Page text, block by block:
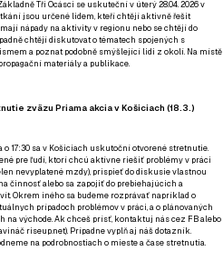
Tři Ocásci se uskuteční v úterý 28.04. 2026 v
jsou určené lidem, kteří chtějí aktivně řešit
nápady na aktivity v regionu nebo se chtějí do
chtějí diskutovat o tématech spojených s
a poznat podobně smýšlející lidi z okolí. Na místě
materiály a publikace.
zväzu Priama akcia v Košiciach (18.3.)
o 17:30 sa v Košiciach uskutoční otvorené stretnutie.
pre ľudí, ktorí chcú aktívne riešiť problémy v práci
nevyplatené mzdy), prispieť do diskusie vlastnou
činnosť alebo sa zapojiť do prebiehajúcich a
Okrem iného sa budeme rozprávať napríklad o
prípadoch problémov v práci, a o plánovaných
na východe. Ak chceš prísť, kontaktuj nás cez FBalebo
riseup.net). Prípadnevyplň aj náš dotazník.
na podrobnostiach o mieste a čase stretnutia.